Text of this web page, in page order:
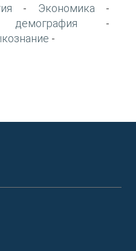
- Экономика -
-
-